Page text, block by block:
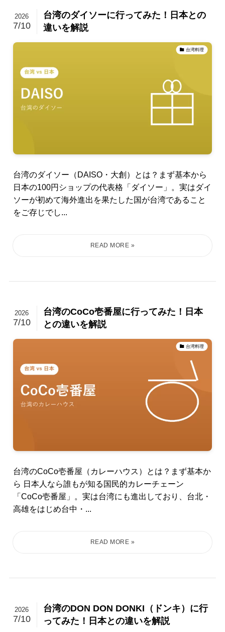
台湾のダイソーに行ってみた！日本との
違いを解説
2026
7/10
台湾料理
台湾のダイソー（DAISO・大創）とは？まず基本から
日本の100円ショップの代表格「ダイソー」。実はダイ
ソーが初めて海外進出を果たした国が台湾であること
をご存じでし...
台湾のCoCo壱番屋に行ってみた！日本
との違いを解説
2026
7/10
台湾料理
台湾のCoCo壱番屋（カレーハウス）とは？まず基本か
ら 日本人なら誰もが知る国民的カレーチェーン
「CoCo壱番屋」。実は台湾にも進出しており、台北・
高雄をはじめ台中・...
台湾のDON DON DONKI（ドンキ）に行
ってみた！日本との違いを解説
2026
7/10